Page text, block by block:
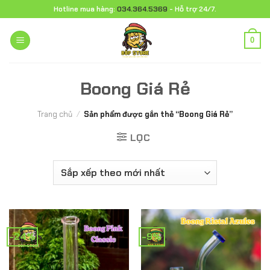
đến
nội
dung
Hotline mua hàng: 034.364.5369 - Hỗ trợ 24/7.
0
Boong Giá Rẻ
Trang chủ / Sản phẩm được gắn thẻ “Boong Giá Rẻ”
LỌC
-24% -9%